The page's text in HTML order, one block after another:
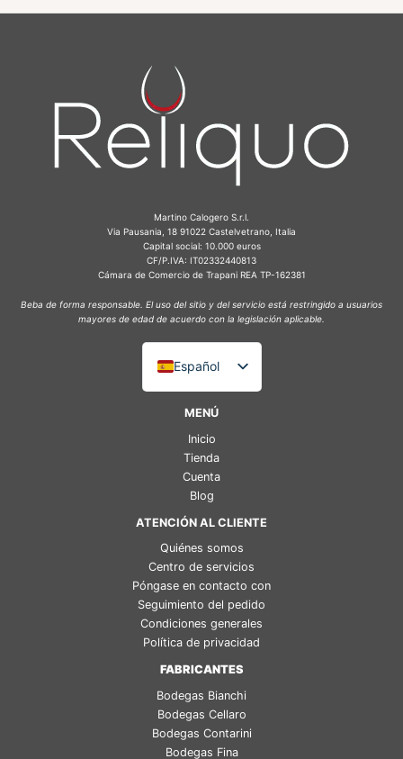
Martino Calogero S.r.l.
Via Pausania, 18 91022 Castelvetrano, Italia
Capital social: 10.000 euros
CF/P.IVA: IT02332440813
Cámara de Comercio de Trapani REA TP-162381
Beba de forma responsable. El uso del sitio y del servicio está restringido a usuarios
mayores de edad de acuerdo con la legislación aplicable.
Español
Italiano
Deutsch
Français
MENÚ
Inicio
Tienda
Cuenta
Blog
ATENCIÓN AL CLIENTE
Quiénes somos
Centro de servicios
Póngase en contacto con
Seguimiento del pedido
Condiciones generales
Política de privacidad
FABRICANTES
Bodegas Bianchi
Bodegas Cellaro
Bodegas Contarini
Bodegas Fina